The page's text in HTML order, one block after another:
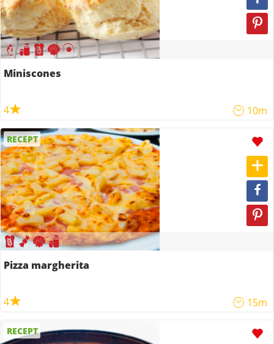
Miniscones
4 10m
RECEPT
Pizza margherita
4 15m
RECEPT